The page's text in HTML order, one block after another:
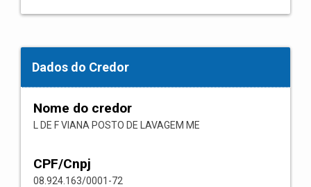
Dados do Credor
Nome do credor
L DE F VIANA POSTO DE LAVAGEM ME
CPF/Cnpj
08.924.163/0001-72